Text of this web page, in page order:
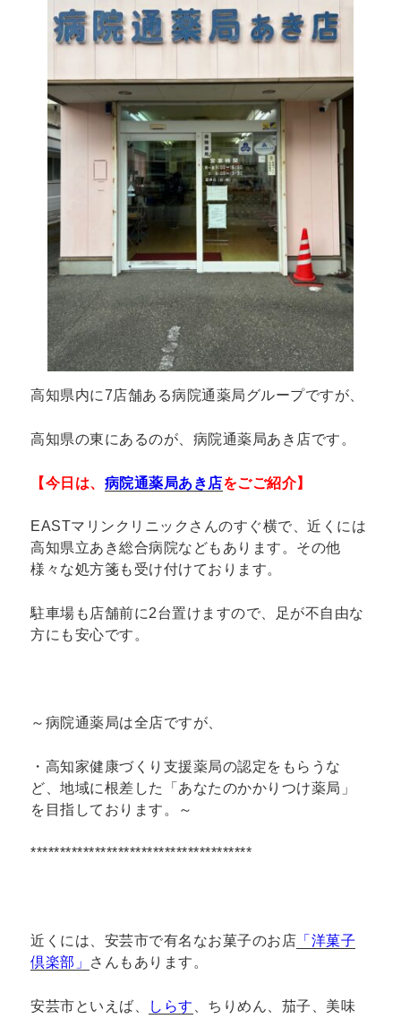
高知県内に7店舗ある病院通薬局グループですが、
高知県の東にあるのが、病院通薬局あき店です。
【今日は、 病院通薬局あき店をごご紹介】
EASTマリンクリニックさんのすぐ横で、近くには
高知県立あき総合病院などもあります。その他
様々な処方箋も受け付けております。
駐車場も店舗前に2台置けますので、足が不自由な
方にも安心です。
～病院通薬局は全店ですが、
・高知家健康づくり支援薬局の認定をもらうな
ど、地域に根差した「あなたのかかりつけ薬局」
を目指しております。～
**************************************
近くには、安芸市で有名なお菓子のお店 「洋菓子
倶楽部」 さんもあります。
安芸市といえば、 しらす 、ちりめん、茄子、美味